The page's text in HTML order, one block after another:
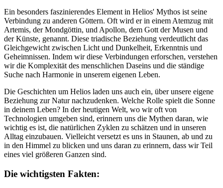
Ein‍ besonders faszinierendes Element in ⁤Helios' Mythos ist ⁤seine
Verbindung ​zu anderen ⁤Göttern. Oft wird er in einem Atemzug⁣ mit
Artemis, der‍ Mondgöttin, und Apollon, dem Gott der Musen und
der Künste, genannt. Diese triadische⁢ Beziehung verdeutlicht das
Gleichgewicht zwischen Licht und Dunkelheit, Erkenntnis und
Geheimnissen. Indem ‌wir diese Verbindungen​ erforschen, verstehen
wir die Komplexität des menschlichen‍ Daseins ​und die ständige
Suche ⁢nach Harmonie in unserem eigenen Leben.
Die ​Geschichten um Helios ⁢laden uns auch ein, ‌über unsere eigene
Beziehung⁣ zur⁢ Natur nachzudenken. Welche‍ Rolle‌ spielt⁢ die Sonne
‍in deinem Leben? In der heutigen Welt, wo wir oft von
Technologien umgeben sind, erinnern uns die Mythen daran, wie
wichtig es ist, die natürlichen Zyklen zu schätzen und in unseren
Alltag einzubauen.‍ Vielleicht versetzt es uns in ⁣Staunen, ab ⁢und⁢ zu
in⁢ den Himmel zu blicken ​und ‍uns daran zu ​erinnern,‍ dass wir Teil
eines​ viel größeren​ Ganzen sind.
Die​ wichtigsten Fakten: